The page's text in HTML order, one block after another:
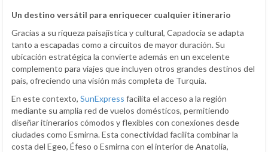
Un destino versátil para enriquecer cualquier itinerario
Gracias a su riqueza paisajística y cultural, Capadocia se adapta
tanto a escapadas como a circuitos de mayor duración. Su
ubicación estratégica la convierte además en un excelente
complemento para viajes que incluyen otros grandes destinos del
país, ofreciendo una visión más completa de Turquía.
En este contexto, SunExpress facilita el acceso a la región
mediante su amplia red de vuelos domésticos, permitiendo
diseñar itinerarios cómodos y flexibles con conexiones desde
ciudades como Esmirna. Esta conectividad facilita combinar la
costa del Egeo, Éfeso o Esmirna con el interior de Anatolia,